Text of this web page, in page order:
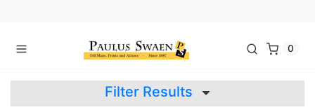
0
Filter Results